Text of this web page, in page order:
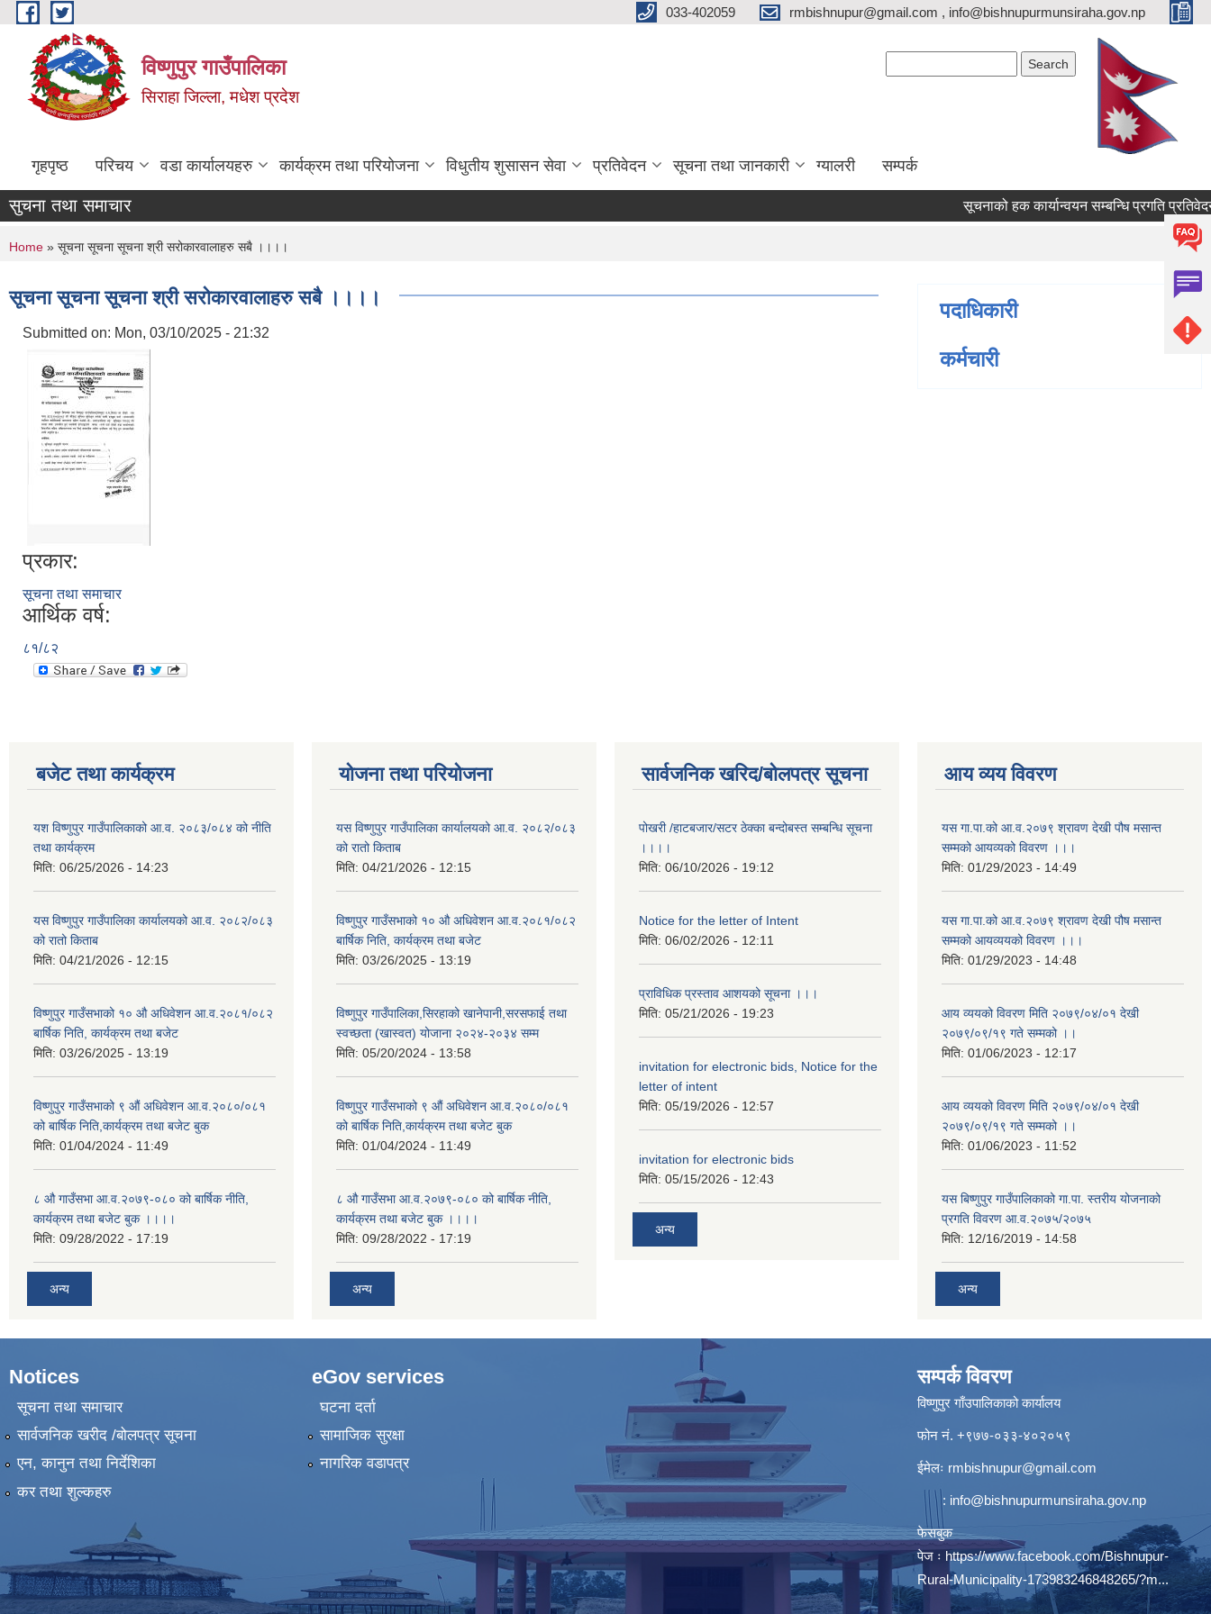
Skip to main content 033-402059 rmbishnupur@gmail.com , info@bishnupurmunsiraha.gov.np
विष्णुपुर गाउँपालिका
सिराहा जिल्ला, मधेश प्रदेश
गृहपृष्ठ परिचय वडा कार्यालयहरु कार्यक्रम तथा परियोजना विधुतीय शुसासन सेवा प्रतिवेदन सूचना तथा जानकारी ग्यालरी सम्पर्क
सुचना तथा समाचार सूचनाको हक कार्यान्वयन सम्बन्धि प्रगति
You are here
Home » सूचना सूचना सूचना श्री सरोकारवालाहरु सबै ।।।।
सूचना सूचना सूचना श्री सरोकारवालाहरु सबै ।।।।
Submitted on: Mon, 03/10/2025 - 21:32
प्रकार:
सूचना तथा समाचार
आर्थिक वर्ष:
८१/८२
पदाधिकारी
कर्मचारी
बजेट तथा कार्यक्रम
यश विष्णुपुर गाउँपालिकाको आ.व. २०८३/०८४ को नीति
तथा कार्यक्रम
मिति: 06/25/2026 - 14:23
यस विष्णुपुर गाउँपालिका कार्यालयको आ.व. २०८२/०८३
को रातो किताब
मिति: 04/21/2026 - 12:15
विष्णुपुर गाउँसभाको १० औ अधिवेशन आ.व.२०८१/०८२
बार्षिक निति, कार्यक्रम तथा बजेट
मिति: 03/26/2025 - 13:19
विष्णुपुर गाउँसभाको ९ औं अधिवेशन आ.व.२०८०/०८१
को बार्षिक निति,कार्यक्रम तथा बजेट बुक
मिति: 01/04/2024 - 11:49
८ औ गाउँसभा आ.व.२०७९-०८० को बार्षिक नीति,
कार्यक्रम तथा बजेट बुक ।।।।
मिति: 09/28/2022 - 17:19
अन्य
योजना तथा परियोजना
यस विष्णुपुर गाउँपालिका कार्यालयको आ.व. २०८२/०८३
को रातो किताब
मिति: 04/21/2026 - 12:15
विष्णुपुर गाउँसभाको १० औ अधिवेशन आ.व.२०८१/०८२
बार्षिक निति, कार्यक्रम तथा बजेट
मिति: 03/26/2025 - 13:19
विष्णुपुर गाउँपालिका,सिरहाको खानेपानी,सरसफाई तथा
स्वच्छता (खास्वत) योजाना २०२४-२०३४ सम्म
मिति: 05/20/2024 - 13:58
विष्णुपुर गाउँसभाको ९ औं अधिवेशन आ.व.२०८०/०८१
को बार्षिक निति,कार्यक्रम तथा बजेट बुक
मिति: 01/04/2024 - 11:49
८ औ गाउँसभा आ.व.२०७९-०८० को बार्षिक नीति,
कार्यक्रम तथा बजेट बुक ।।।।
मिति: 09/28/2022 - 17:19
अन्य
सार्वजनिक खरिद/बोलपत्र सूचना
पोखरी /हाटबजार/सटर ठेक्का बन्दोबस्त सम्बन्धि सूचना
।।।।
मिति: 06/10/2026 - 19:12
Notice for the letter of Intent
मिति: 06/02/2026 - 12:11
प्राविधिक प्रस्ताव आशयको सूचना ।।।
मिति: 05/21/2026 - 19:23
invitation for electronic bids, Notice for the
letter of intent
मिति: 05/19/2026 - 12:57
invitation for electronic bids
मिति: 05/15/2026 - 12:43
अन्य
आय व्यय विवरण
यस गा.पा.को आ.व.२०७९ श्रावण देखी पौष मसान्त
सम्मको आयव्यको विवरण ।।।
मिति: 01/29/2023 - 14:49
यस गा.पा.को आ.व.२०७९ श्रावण देखी पौष मसान्त
सम्मको आयव्ययको विवरण ।।।
मिति: 01/29/2023 - 14:48
आय व्ययको विवरण मिति २०७९/०४/०१ देखी
२०७९/०९/१९ गते सम्मको ।।
मिति: 01/06/2023 - 12:17
आय व्ययको विवरण मिति २०७९/०४/०१ देखी
२०७९/०९/१९ गते सम्मको ।।
मिति: 01/06/2023 - 11:52
यस बिष्णुपुर गाउँपालिकाको गा.पा. स्तरीय योजनाको
प्रगति विवरण आ.व.२०७५/२०७५
मिति: 12/16/2019 - 14:58
अन्य
Notices
सूचना तथा समाचार
सार्वजनिक खरीद /बोलपत्र सूचना
एन, कानुन तथा निर्देशिका
कर तथा शुल्कहरु
eGov services
घटना दर्ता
सामाजिक सुरक्षा
नागरिक वडापत्र
सम्पर्क विवरण
विष्णुपुर गाँउपालिकाको कार्यालय
फोन नं. ‍‍+९७७-०३३-४०२०५९
ईमेलः rmbishnupur@gmail.com
: info@bishnupurmunsiraha.gov.np
फेसबुक
पेज ः https://www.facebook.com/Bishnupur-
Rural-Municipality-173983246848265/?m...